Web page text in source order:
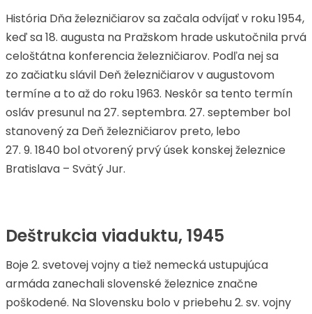
História Dňa železničiarov sa začala odvíjať v roku 1954,
keď sa 18. augusta na Pražskom hrade uskutočnila prvá
celoštátna konferencia železničiarov. Podľa nej sa
zo začiatku slávil Deň železničiarov v augustovom
termíne a to až do roku 1963. Neskôr sa tento termín
osláv presunul na 27. septembra. 27. september bol
stanovený za Deň železničiarov preto, lebo
27. 9. 1840 bol otvorený prvý úsek konskej železnice
Bratislava – Svätý Jur.
Deštrukcia viaduktu, 1945
Boje 2. svetovej vojny a tiež nemecká ustupujúca
armáda zanechali slovenské železnice značne
poškodené. Na Slovensku bolo v priebehu 2. sv. vojny